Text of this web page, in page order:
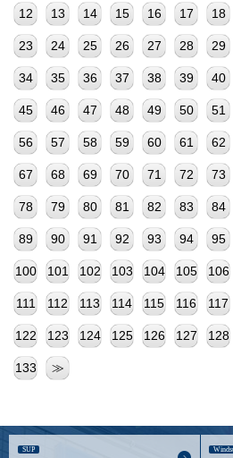
12 13 14 15 16 17 18
23 24 25 26 27 28 29
34 35 36 37 38 39 40
45 46 47 48 49 50 51
56 57 58 59 60 61 62
67 68 69 70 71 72 73
78 79 80 81 82 83 84
89 90 91 92 93 94 95
100 101 102 103 104 105 106
111 112 113 114 115 116 117
122 123 124 125 126 127 128
133 ≫
SUP